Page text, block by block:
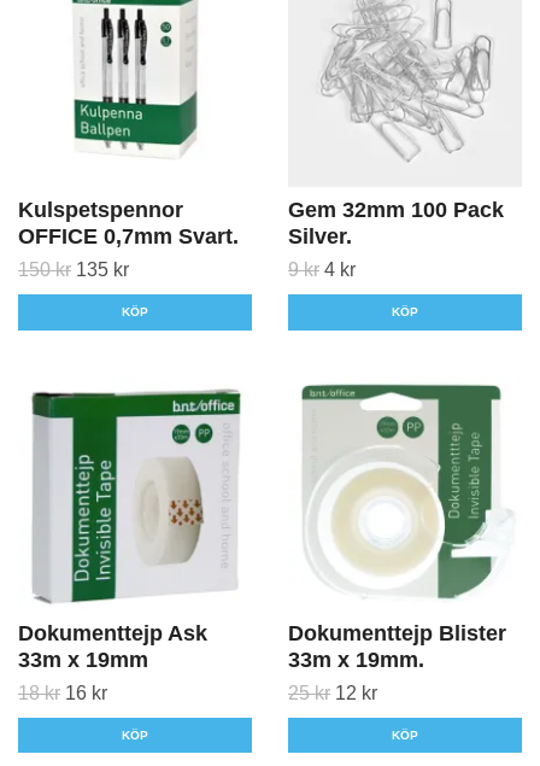
Kulspetspennor
OFFICE 0,7mm Svart.
150 kr 135 kr
KÖP
Gem 32mm 100 Pack
Silver.
9 kr 4 kr
KÖP
Dokumenttejp Ask
33m x 19mm
18 kr 16 kr
KÖP
Dokumenttejp Blister
33m x 19mm.
25 kr 12 kr